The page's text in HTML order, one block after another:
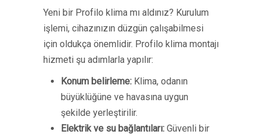
Yeni bir Profilo klima mı aldınız? Kurulum
işlemi, cihazınızın düzgün çalışabilmesi
için oldukça önemlidir. Profilo klima montajı
hizmeti şu adımlarla yapılır:
Konum belirleme: Klima, odanın
büyüklüğüne ve havasına uygun
şekilde yerleştirilir.
Elektrik ve su bağlantıları: Güvenli bir